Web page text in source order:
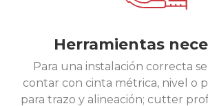
Herramientas
Para una instalación correcta
contar con cinta métrica, nivel o
para trazo y alineación; cutter